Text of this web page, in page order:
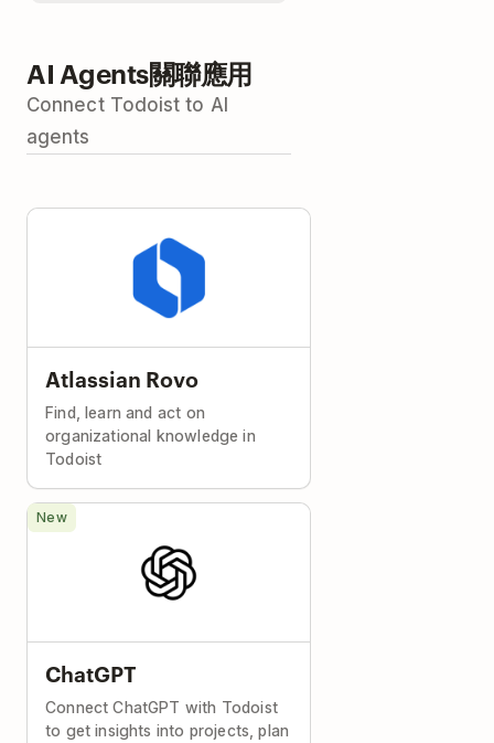
AI Agents關聯應用
Connect Todoist to AI
agents
Atlassian Rovo
Find, learn and act on
organizational knowledge in
Todoist
ChatGPT
Connect ChatGPT with Todoist
to get insights into projects, plan
New